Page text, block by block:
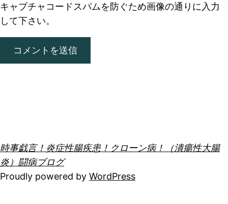
キャプチャコード スパムを防ぐため画像の通りに入力
して下さい。
時事戯言！炎症性腸疾患！クローン病！（潰瘍性大腸
炎）闘病ブログ
Proudly powered by WordPress